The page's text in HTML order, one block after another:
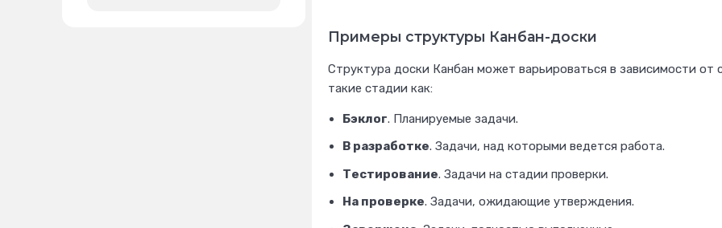
Примеры структуры Канбан-доски
Структура доски Канбан может варьироваться в зависимости от
такие стадии как:
Бэклог. Планируемые задачи.
В разработке. Задачи, над которыми ведется работа.
Тестирование. Задачи на стадии проверки.
На проверке. Задачи, ожидающие утверждения.